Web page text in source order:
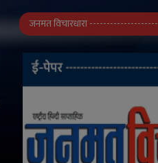
जनमत विचारधारा --------------------